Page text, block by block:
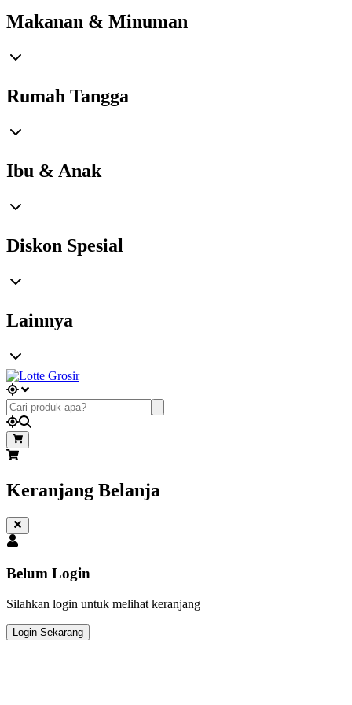
Makanan & Minuman
Rumah Tangga
Ibu & Anak
Diskon Spesial
Lainnya
Keranjang Belanja
Belum Login
Silahkan login untuk melihat keranjang
Login Sekarang